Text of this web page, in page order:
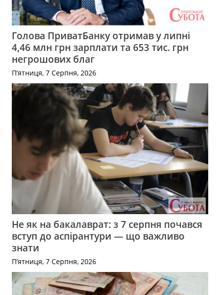
Голова ПриватБанку отримав у липні
4,46 млн грн зарплати та 653 тис. грн
негрошових благ
П’ятниця, 7 Серпня, 2026
Не як на бакалаврат: з 7 серпня почався
вступ до аспірантури — що важливо
знати
П’ятниця, 7 Серпня, 2026